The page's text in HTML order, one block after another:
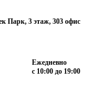
Парк, 3 этаж, 303 офис
Ежедневно
с 10:00 до 19:00